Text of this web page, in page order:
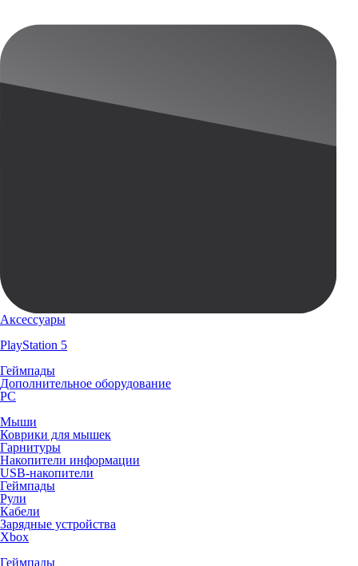
Аксессуары
PlayStation 5
Геймпады
Дополнительное оборудование
PC
Мыши
Коврики для мышек
Гарнитуры
Накопители информации
USB-накопители
Геймпады
Рули
Кабели
Зарядные устройства
Xbox
Геймпады